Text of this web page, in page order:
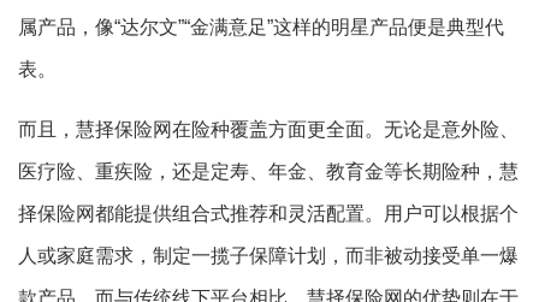
属产品，像“达尔文”“金满意足”这样的明星产品便是典型代
表。
而且，慧择保险网在险种覆盖方面更全面。无论是意外险、
医疗险、重疾险，还是定寿、年金、教育金等长期险种，慧
择保险网都能提供组合式推荐和灵活配置。用户可以根据个
人或家庭需求，制定一揽子保障计划，而非被动接受单一爆
款产品。而与传统线下平台相比，慧择保险网的优势则在于